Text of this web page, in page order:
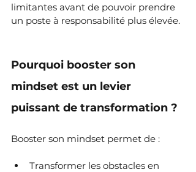
limitantes avant de pouvoir prendre
un poste à responsabilité plus élevée.
Pourquoi booster son
mindset est un levier
puissant de transformation ?
Booster son mindset permet de :
Transformer les obstacles en